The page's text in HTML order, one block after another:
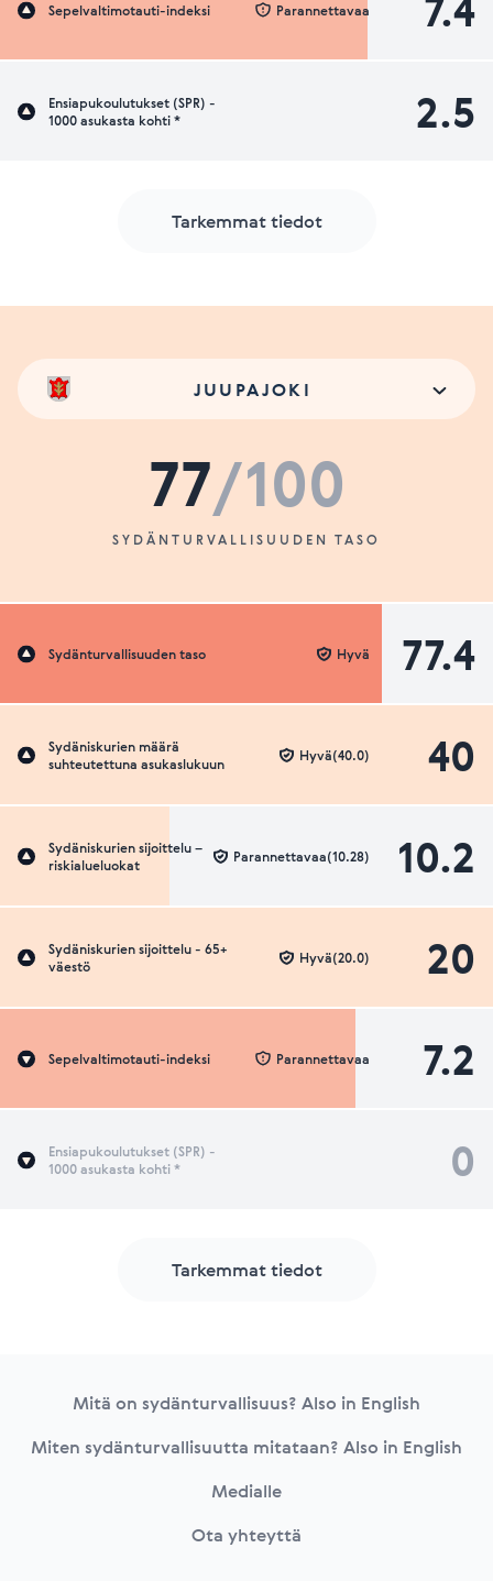
Sepelvaltimotauti-indeksi Parannettavaa
Ensiapukoulutukset (SPR) -
1000 asukasta kohti *
2.5
Tarkemmat tiedot
JUUPAJOKI
77/100
SYDÄNTURVALLISUUDEN TASO
Sydänturvallisuuden taso 77.4
Hyvä
Sydäniskurien määrä
suhteutettuna asukaslukuun
40
Hyvä(40.0)
Sydäniskurien sijoittelu –
riskialueluokat
10.2
Parannettavaa(10.28)
Sydäniskurien sijoittelu - 65+
väestö
20
Hyvä(20.0)
Sepelvaltimotauti-indeksi 7.2
Parannettavaa
Ensiapukoulutukset (SPR) -
1000 asukasta kohti *
0
Tarkemmat tiedot
Mitä on sydänturvallisuus? Also in English
Miten sydänturvallisuutta mitataan? Also in English
Medialle
Ota yhteyttä